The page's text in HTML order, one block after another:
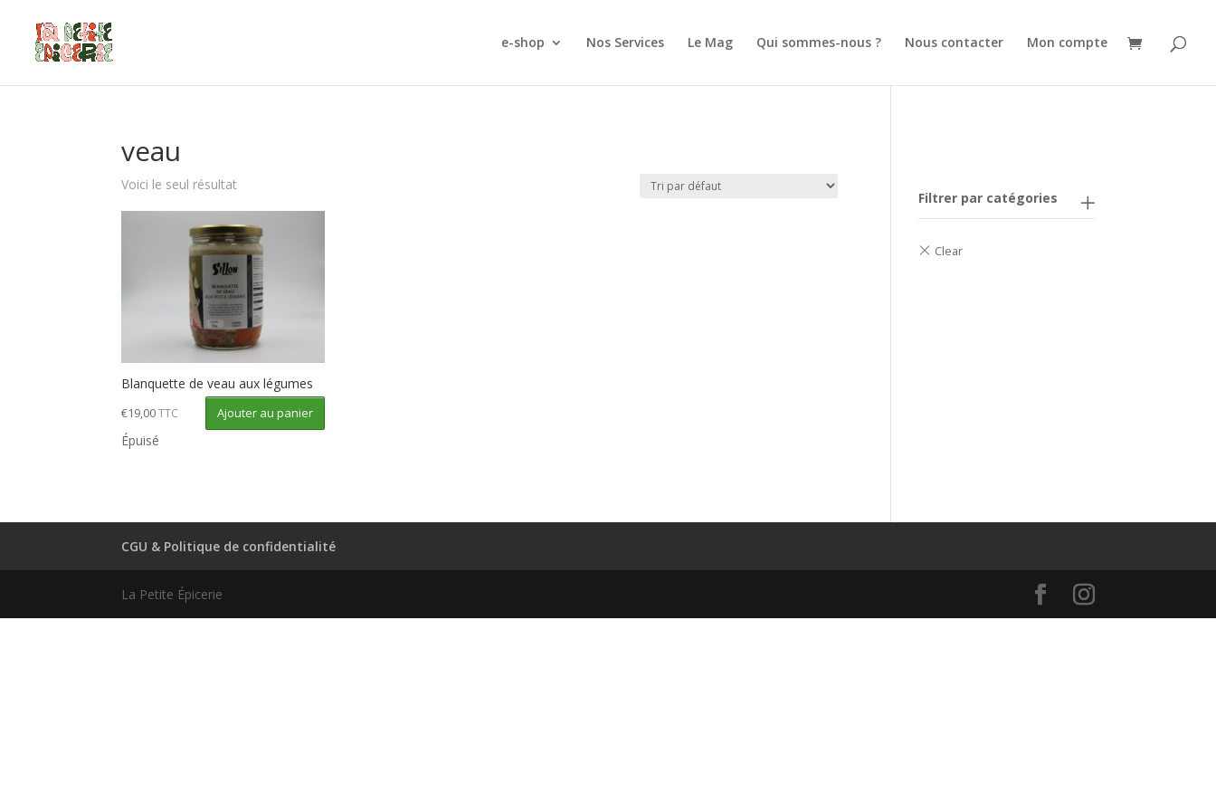
e-shop Nos Services Le Mag Qui sommes-nous ? Nous contacter Mon compte
veau
Voici le seul résultat
Blanquette de veau aux légumes
€19,00 TTC Ajouter au panier
Épuisé
Filtrer par catégories
CGU & Politique de confidentialité
La Petite Épicerie